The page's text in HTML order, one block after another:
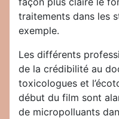
traitements dans les
exemple.
Les différents
de la crédibilité au
toxicologues et
début du film sont
de micropolluants